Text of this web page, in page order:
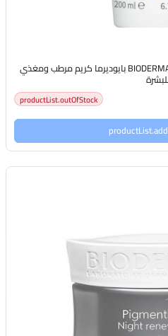
BIODERMA ATODERM CRÈME ULTRA 200ml بايوديرما كريم مرطب ومغذي
productList.outOfStock